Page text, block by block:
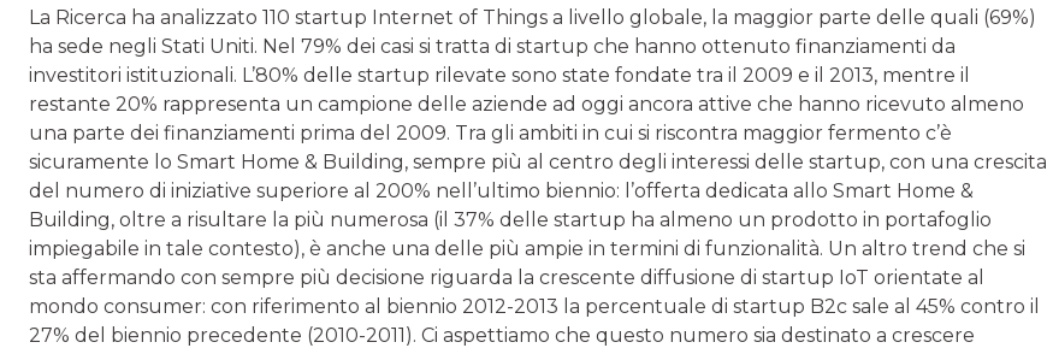
La Ricerca ha analizzato 110 startup Internet of Things a livello globale, la maggior parte delle quali (69%)
ha sede negli Stati Uniti. Nel 79% dei casi si tratta di startup che hanno ottenuto finanziamenti da
investitori istituzionali. L’80% delle startup rilevate sono state fondate tra il 2009 e il 2013, mentre il
restante 20% rappresenta un campione delle aziende ad oggi ancora attive che hanno ricevuto almeno
una parte dei finanziamenti prima del 2009. Tra gli ambiti in cui si riscontra maggior fermento c’è
sicuramente lo Smart Home & Building, sempre più al centro degli interessi delle startup, con una crescita
del numero di iniziative superiore al 200% nell’ultimo biennio: l’offerta dedicata allo Smart Home &
Building, oltre a risultare la più numerosa (il 37% delle startup ha almeno un prodotto in portafoglio
impiegabile in tale contesto), è anche una delle più ampie in termini di funzionalità. Un altro trend che si
sta affermando con sempre più decisione riguarda la crescente diffusione di startup IoT orientate al
mondo consumer: con riferimento al biennio 2012-2013 la percentuale di startup B2c sale al 45% contro il
27% del biennio precedente (2010-2011). Ci aspettiamo che questo numero sia destinato a crescere